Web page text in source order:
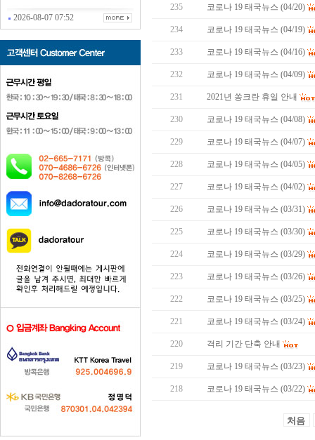
2026-08-07 07:52
235 코로나 19 태국뉴스 (04/20)
234 코로나 19 태국뉴스 (04/19)
233 코로나 19 태국뉴스 (04/16)
232 코로나 19 태국뉴스 (04/09)
231 2021년 쏭크란 휴일 안내
230 코로나 19 태국뉴스 (04/08)
229 코로나 19 태국뉴스 (04/07)
228 코로나 19 태국뉴스 (04/05)
227 코로나 19 태국뉴스 (04/02)
226 코로나 19 태국뉴스 (03/31)
225 코로나 19 태국뉴스 (03/30)
224 코로나 19 태국뉴스 (03/29)
223 코로나 19 태국뉴스 (03/26)
222 코로나 19 태국뉴스 (03/25)
221 코로나 19 태국뉴스 (03/24)
220 격리 기간 단축 안내
219 코로나 19 태국뉴스 (03/23)
218 코로나 19 태국뉴스 (03/22)
처음